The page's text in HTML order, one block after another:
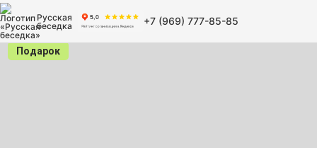
Русская
беседка
+7 (969) 777-85-85
Подарок